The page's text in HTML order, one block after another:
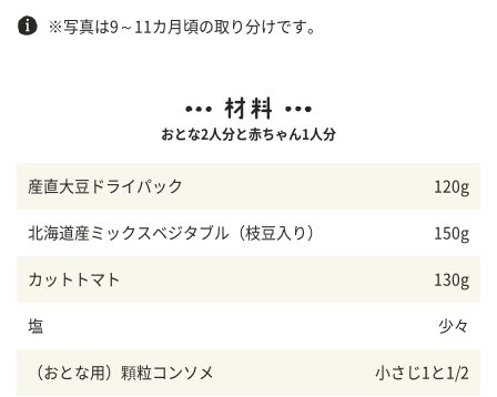
※写真は9～11カ月頃の取り分けです。
おとな2人分と赤ちゃん1人分
産直大豆ドライパック 120g
北海道産ミックスベジタブル（枝豆入り） 150g
カットトマト 130g
塩 少々
（おとな用）顆粒コンソメ 小さじ1と1/2